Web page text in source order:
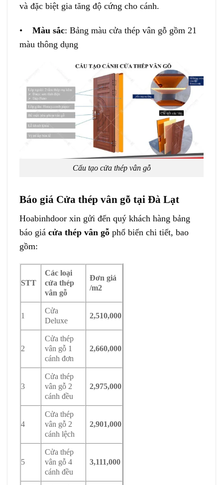
và đặc biệt gia tăng độ cứng cho cánh.
• Màu sắc: Bảng màu cửa thép vân gỗ gồm 21
màu thông dụng
Cấu tạo cửa thép vân gỗ
Báo giá Cửa thép vân gỗ tại Đà Lạt
Hoabinhdoor xin gửi đến quý khách hàng bảng
báo giá cửa thép vân gỗ phổ biến chi tiết, bao
gồm:
STT
Các loại
cửa thép
vân gỗ
Đơn giá
/m2
1
Cửa
Deluxe
2,510,000
2
Cửa thép
vân gỗ 1
cánh đơn
2,660,000
3
Cửa thép
vân gỗ 2
cánh đều
2,975,000
4
Cửa thép
vân gỗ 2
cánh lệch
2,901,000
5
Cửa thép
vân gỗ 4
cánh đều
3,111,000